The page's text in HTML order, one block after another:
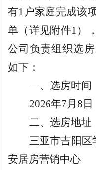
有1 户家庭完成该
单（详见附件1 ）
公司负责组织选房
如下：
一、选房时间
2026年7 月 8 日
二、选房地址
三亚市吉阳 区
安居房营销中心